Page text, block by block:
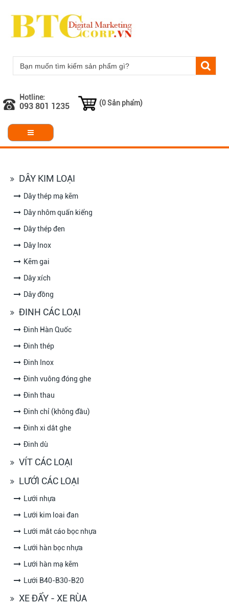
Hotline:
093 801 1235 (0 Sản phẩm)
DÂY KIM LOẠI
Dây thép mạ kẽm
Dây nhôm quấn kiểng
Dây thép đen
Dây Inox
Kẽm gai
Dây xích
Dây đồng
ĐINH CÁC LOẠI
Đinh Hàn Quốc
Đinh thép
Đinh Inox
Đinh vuông đóng ghe
Đinh thau
Đinh chỉ (không đầu)
Đinh xi dắt ghe
Đinh dù
VÍT CÁC LOẠI
LƯỚI CÁC LOẠI
Lưới nhựa
Lưới kim loai đan
Lưới mắt cáo bọc nhựa
Lưới hàn bọc nhựa
Lưới hàn mạ kẽm
Lưới B40-B30-B20
XE ĐẨY - XE RÙA